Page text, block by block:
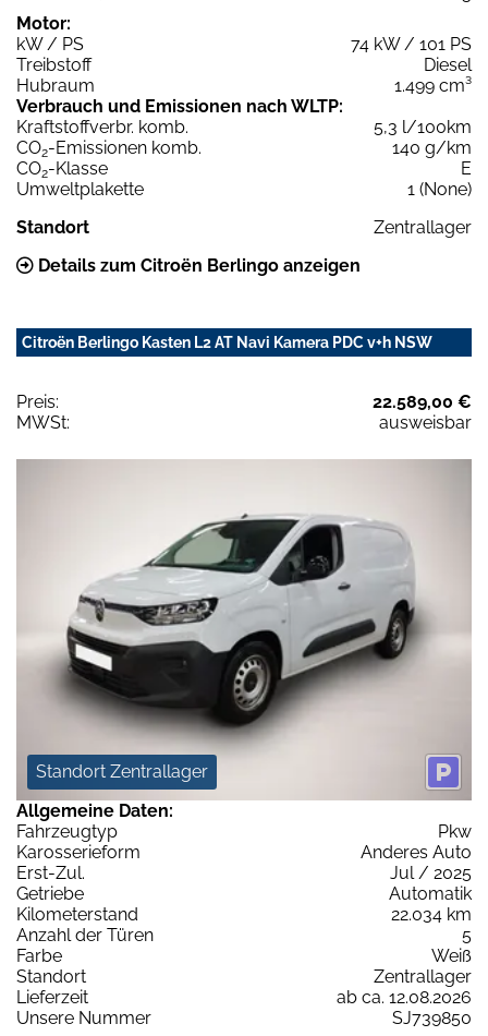
Motor:
kW / PS
74 kW / 101 PS
Treibstoff
Diesel
Hubraum
1.499 cm³
Verbrauch und Emissionen nach WLTP:
Kraftstoffverbr. komb.
5,3 l/100km
CO2-Emissionen komb.
140 g/km
CO2-Klasse
E
Umweltplakette
1 (None)
Standort
Zentrallager
Details zum Citroën Berlingo anzeigen
Citroën Berlingo Kasten L2 AT Navi Kamera PDC v+h NSW
Preis:
22.589,00 €
MWSt:
ausweisbar
Standort Zentrallager
Allgemeine Daten:
Fahrzeugtyp
Pkw
Karosserieform
Anderes Auto
Erst-Zul.
Jul / 2025
Getriebe
Automatik
Kilometerstand
22.034 km
Anzahl der Türen
5
Farbe
Weiß
Standort
Zentrallager
Lieferzeit
ab ca. 12.08.2026
Unsere Nummer
SJ739850